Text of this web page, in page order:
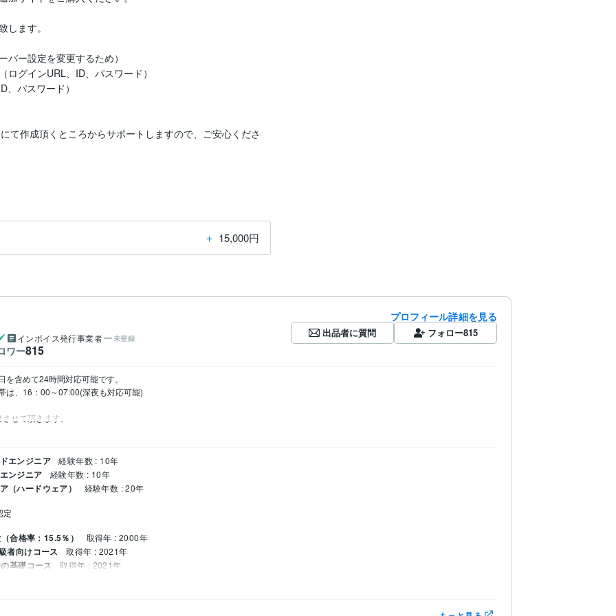
ます。
ー設定を変更するため）
グインURL、ID、パスワード）
パスワード）
て作成頂くところからサポートしますので、ご安心くださ
＋ 15,000円
インボイス発行事業者 未登録
ワー815
プロフィール詳細を見る
出品者に質問 フォロー815
含めて24時間対応可能です。
は、16：00～07:00(深夜も対応可能)
せて頂きます。
エンジニア 経験年数 : 10年
ンジニア 経験年数 : 10年
（ハードウェア） 経験年数 : 20年
定
合格率：15.5％） 取得年 : 2000年
者向けコース 取得年 : 2021年
基礎コース 取得年 : 2021年